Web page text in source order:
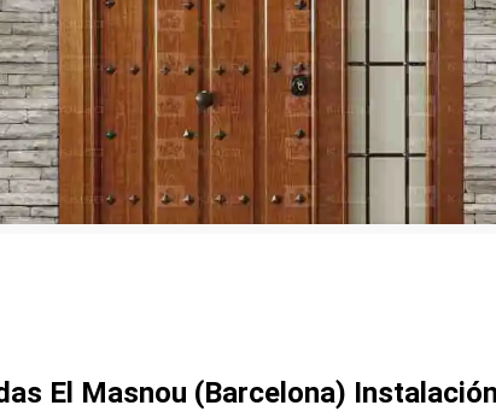
El Masnou (Barcelona)